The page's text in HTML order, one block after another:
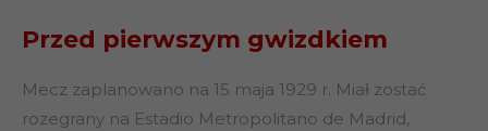
Przed pierwszym gwizdkiem
Mecz zaplanowano na 15 maja 1929 r. Miał zostać
rozegrany na Estadio Metropolitano de Madrid,